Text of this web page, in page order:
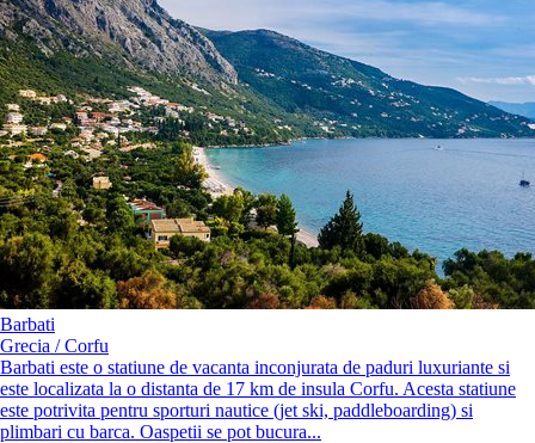
Barbati
Grecia / Corfu
Barbati este o statiune de vacanta inconjurata de paduri luxuriante si
este localizata la o distanta de 17 km de insula Corfu. Acesta statiune
este potrivita pentru sporturi nautice (jet ski, paddleboarding) si
plimbari cu barca. Oaspetii se pot bucura...